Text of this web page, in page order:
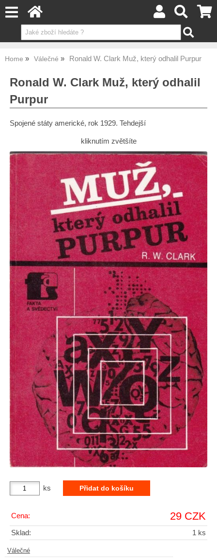
Home Válečné Ronald W. Clark Muž, který odhalil Purpur
Ronald W. Clark Muž, který odhalil
Purpur
Spojené státy americké, rok 1929. Tehdejší
kliknutím zvětšíte
ks
Cena: 29 CZK
Sklad: 1 ks
Válečné